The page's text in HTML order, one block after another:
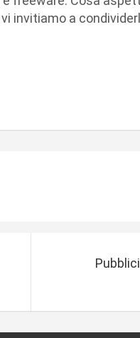
invitiamo a